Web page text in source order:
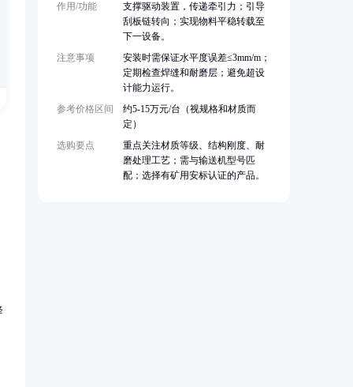
作用/功能
支撑驱动装置，传递牵引力；引导
刮板链转向；实现物料平稳转载至
下一设备。
注意事项
安装时需保证水平度误差≤3mm/m；
定期检查焊缝和耐磨层；避免超设
计能力运行。
参考价格区间
约5-15万元/台（视规格和材质而
定）
选购要点
重点关注材质等级、结构刚度、耐
磨处理工艺；需与输送机型号匹
配；选择有矿用安标认证的产品。